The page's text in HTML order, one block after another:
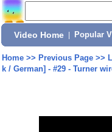
Video Home Popular
Home>> Previous Page>>
k / German] - #29 - Turner